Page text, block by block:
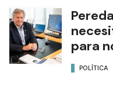
para
POLÍTICA